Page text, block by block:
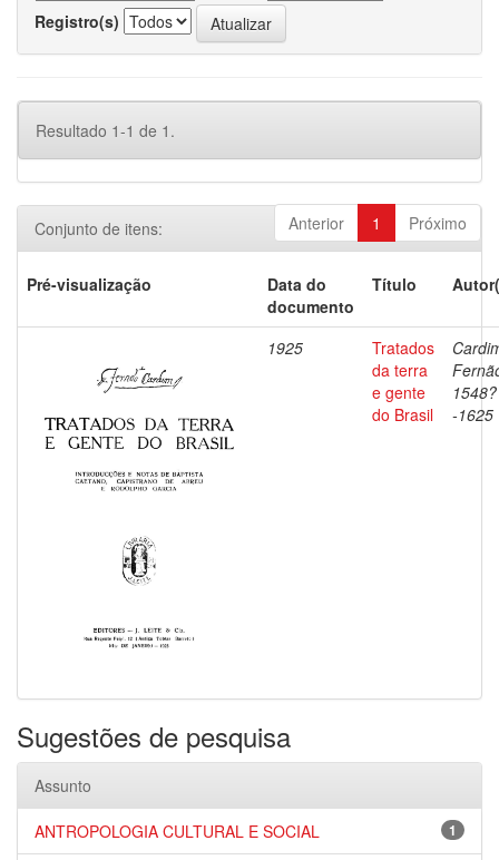
Registro(s)
Resultado 1-1 de 1.
Anterior 1 Próximo
Conjunto de itens:
Pré-visualização
Data do
documento
Título
1925
Tratados
da terra
e gente
do Brasil
1548?
-1625
Sugestões de pesquisa
Assunto
1
ANTROPOLOGIA CULTURAL E SOCIAL